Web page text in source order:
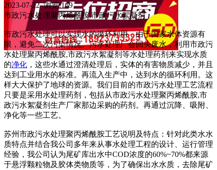
2023-07-22 浏览:169
市政污水处理聚丙烯酰胺,市政污水絮凝剂
市政污水处理可以实现水的循环利用，由于国家水体资源有
限，避免二次污染情况。污水处理厂会回头废水，利用市政污
水处理聚丙烯酰胺,市政污水絮凝剂等水处理药剂来实现水质
的净化 ，这些水通过澄清处理后，实体的有害物质减少，并且
达到工业用水的标准。再流入生产中，达到水的循环利用。这
样大大保护了地球的资源。我们目前的市政污水处理工艺流程
只要是采用水处理药剂，包括从市政污水处理聚丙烯酰胺,市
政污水絮凝剂生产厂家那边采购的药剂。再通过沉降、吸附、
净化等一些工艺。
苏州市政污水处理聚丙烯酰胺工艺说明及特点：针对此类水水
质特点并结合我公司多年来从事水处理工程的设计、运行管理
经验，我公司认为尾矿库出水中COD浓度的60%~70%都来源
于悬浮颗粒物及胶体类物质等，为了确保出水水质，去除尾矿